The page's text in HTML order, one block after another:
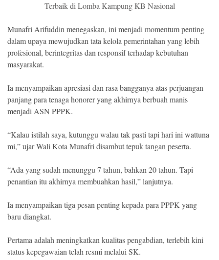
Terbaik di Lomba Kampung KB Nasional
Munafri Arifuddin menegaskan, ini menjadi momentum penting
dalam upaya mewujudkan tata kelola pemerintahan yang lebih
profesional, berintegritas dan responsif terhadap kebutuhan
masyarakat.
Ia menyampaikan apresiasi dan rasa bangganya atas perjuangan
panjang para tenaga honorer yang akhirnya berbuah manis
menjadi ASN PPPK.
“Kalau istilah saya, kutunggu walau tak pasti tapi hari ini wattuna
mi,” ujar Wali Kota Munafri disambut tepuk tangan peserta.
“Ada yang sudah menunggu 7 tahun, bahkan 20 tahun. Tapi
penantian itu akhirnya membuahkan hasil,” lanjutnya.
Ia menyampaikan tiga pesan penting kepada para PPPK yang
baru diangkat.
Pertama adalah meningkatkan kualitas pengabdian, terlebih kini
status kepegawaian telah resmi melalui SK.